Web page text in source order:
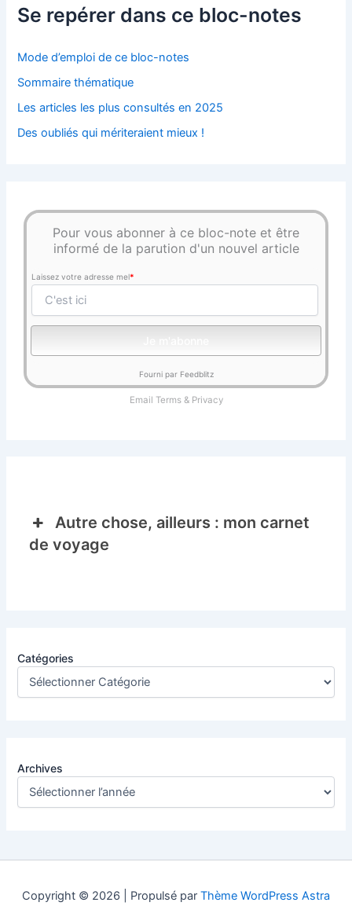
Se repérer dans ce bloc-notes
Mode d’emploi de ce bloc-notes
Sommaire thématique
Les articles les plus consultés en 2025
Des oubliés qui mériteraient mieux !
Pour vous abonner à ce bloc-note et être
informé de la parution d'un nouvel article
Laissez votre adresse mel*
Fourni par Feedblitz
Email Terms& Privacy
Autre chose, ailleurs : mon carnet
de voyage
Catégories
Archives
Copyright © 2026 | Propulsé par Thème WordPress Astra